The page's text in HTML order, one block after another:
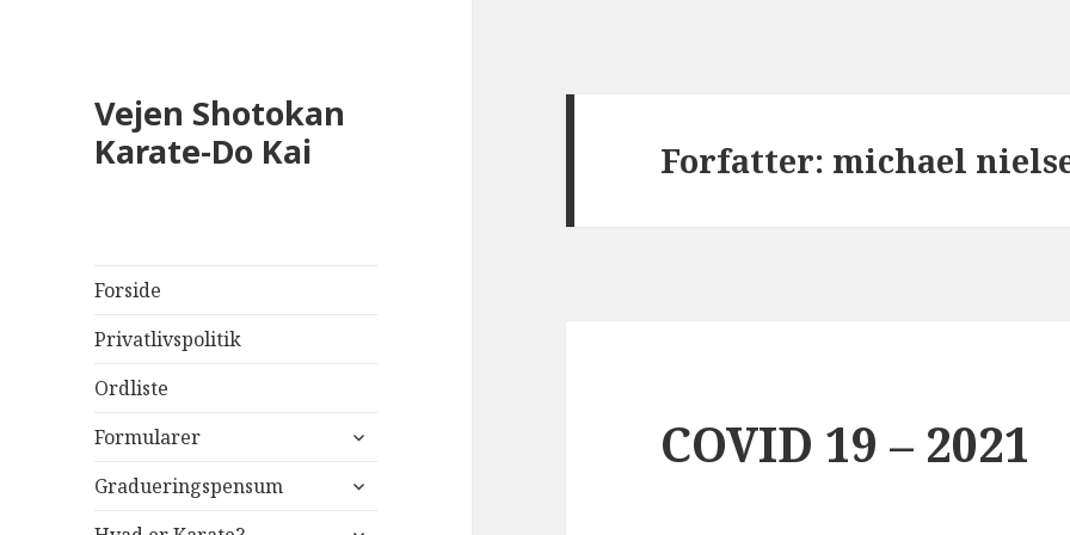
Vejen Shotokan
Karate-Do Kai
Forside
Privatlivspolitik
Ordliste
Formularer
udvid
Gradueringspensum
udvid
udvid
Forfatter: michael
COVID 19 – 2021